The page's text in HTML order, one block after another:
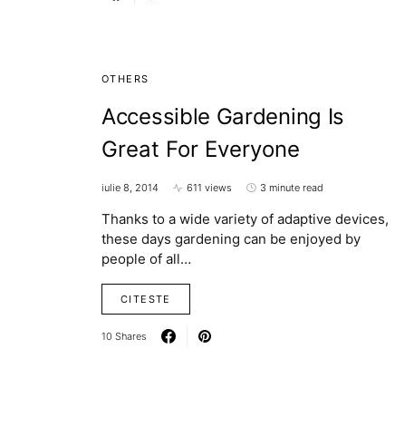
OTHERS
Accessible Gardening Is
Great For Everyone
iulie 8, 2014 611 views 3 minute read
Thanks to a wide variety of adaptive devices,
these days gardening can be enjoyed by
people of all…
CITESTE
10 Shares